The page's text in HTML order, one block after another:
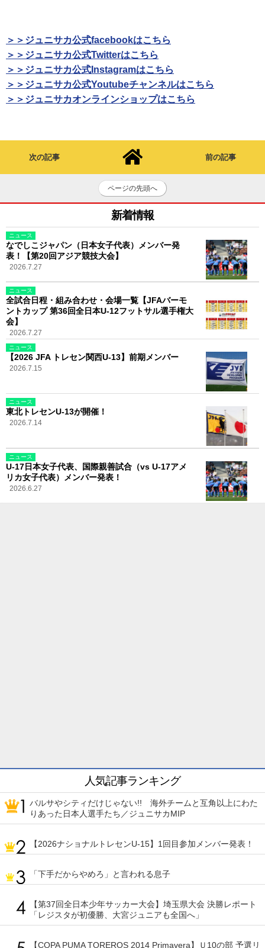
＞＞ジュニサカ公式facebookはこちら
＞＞ジュニサカ公式Twitterはこちら
＞＞ジュニサカ公式Instagramはこちら
＞＞ジュニサカ公式Youtubeチャンネルはこちら
＞＞ジュニサカオンラインショップはこちら
次の記事 前の記事
ページの先頭へ
新着情報
ニュース
なでしこジャパン（日本女子代表）メンバー発
表！【第20回アジア競技大会】
2026.7.27
ニュース
全試合日程・組み合わせ・会場一覧【JFAバーモ
ントカップ 第36回全日本U-12フットサル選手権大
会】
2026.7.27
ニュース
【2026 JFA トレセン関西U-13】前期メンバー
2026.7.15
ニュース
東北トレセンU-13が開催！
2026.7.14
ニュース
U-17日本女子代表、国際親善試合（vs U-17アメ
リカ女子代表）メンバー発表！
2026.6.27
人気記事ランキング
バルサやシティだけじゃない!! 海外チームと互角以上にわた
りあった日本人選手たち／ジュニサカMIP
【2026ナショナルトレセンU-15】1回目参加メンバー発表！
「下手だからやめろ」と言われる息子
【第37回全日本少年サッカー大会】埼玉県大会 決勝レポート
「レジスタが初優勝、大宮ジュニアも全国へ」
【COPA PUMA TOREROS 2014 Primavera】Ｕ10の部 予選リ